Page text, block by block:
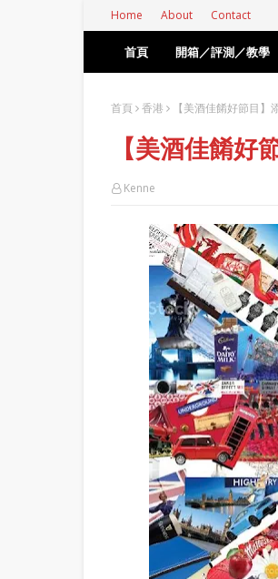
Home About Contact
首頁 開箱／評測／教學
首頁 香港 【美酒佳餚好節目】
【美酒佳餚好
Kenne